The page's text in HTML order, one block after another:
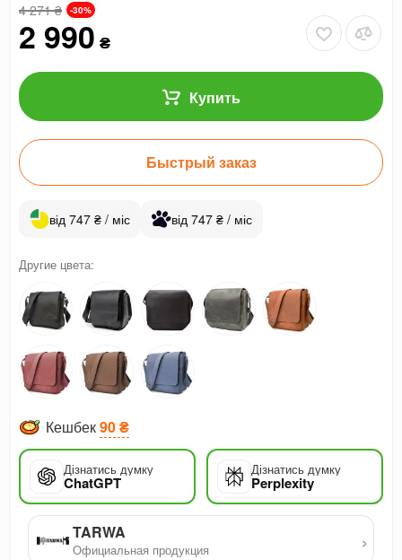
4 271₴ -30%
2 990 ₴
Купить
Быстрый заказ
від 747 ₴ / міс від 747 ₴ / міс
Другие цвета:
Кешбек90 ₴
Дізнатись думку
ChatGPT
Дізнатись думку
Perplexity
TARWA
Официальная продукция ›